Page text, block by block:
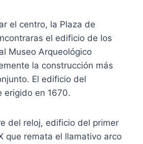
el centro, la Plaza de
el edificio de los
Museo Arqueológico
la construcción más
El edificio del
erigido en 1670.
del reloj, edificio del primer
que remata el llamativo arco